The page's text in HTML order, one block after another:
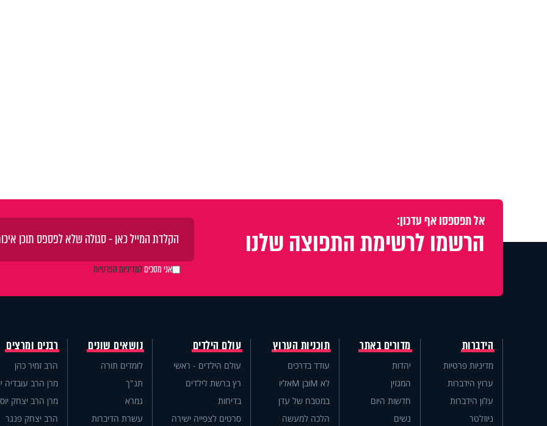
אל תפספסו אף עדכון:
הרשמו לרשימת התפוצה שלנו
אני מסכיםלמדיניות הפרטיות
הידברות
מדיניות פרטיות
ערוץ הידברות
עלון הידברות
ניוזלטר
מדורים באתר
יהדות
המגזין
חדשות היום
נשים
תוכניות הערוץ
עודד בדרכים
לא Mובן Mאליו
במטבח של עדן
הלכה למעשה
עולם הילדים
עולם הילדים - ראשי
רץ ברשת לילדים
בדיחות
סרטים לצפייה ישירה
נושאים שונים
לומדים תורה
תנ"ך
גמרא
עשרת הדיברות
רבנים ומרצים
הרב זמיר כהן
מרן הרב עובדיה
מרן הרב יצחק
הרב יצחק פנגר